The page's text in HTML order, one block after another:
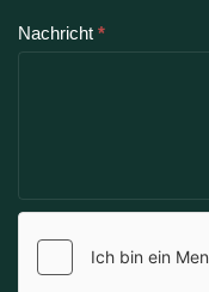
Nachricht *